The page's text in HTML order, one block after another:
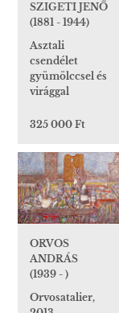
SZIGETI JENŐ
(1881 - 1944)
Asztali
csendélet
gyümölccsel és
virággal
325 000 Ft
ORVOS
ANDRÁS
(1939 - )
Orvosatalier,